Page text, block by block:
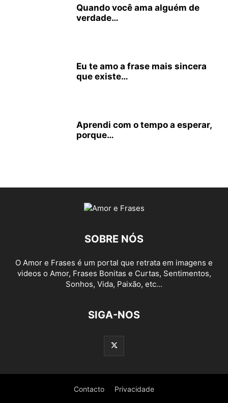
Quando você ama alguém de
verdade…
Eu te amo a frase mais sincera
que existe…
Aprendi com o tempo a esperar,
porque…
SOBRE NÓS
O Amor e Frases é um portal que retrata em imagens e
videos o Amor, Frases Bonitas e Curtas, Sentimentos,
Sonhos, Vida, Paixão, etc...
SIGA-NOS
Contacto Privacidade